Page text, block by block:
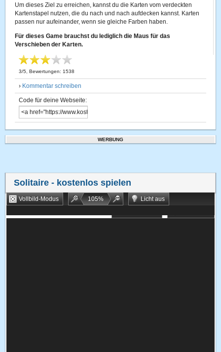
Um dieses Ziel zu erreichen, kannst du die Karten vom verdeckten
Kartenstapel nutzen, die du nach und nach aufdecken kannst. Karten
passen nur aufeinander, wenn sie gleiche Farben haben.
Für dieses Game brauchst du lediglich die Maus für das
Verschieben der Karten.
3/5 , Bewertungen: 1538
› Kommentar schreiben
Code für deine Webseite:
WERBUNG
Solitaire - kostenlos spielen
Vollbild-Modus 105%
Licht aus